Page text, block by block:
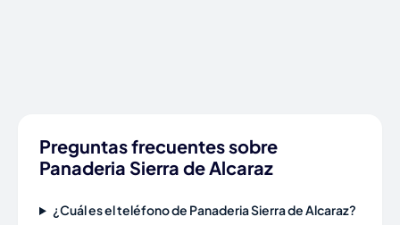
Preguntas frecuentes sobre
Panaderia Sierra de Alcaraz
¿Cuál es el teléfono de Panaderia Sierra de Alcaraz?